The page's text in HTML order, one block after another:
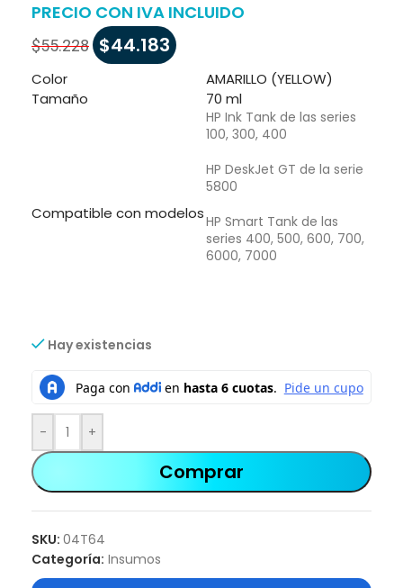
PRECIO CON IVA INCLUIDO
$55.228 $44.183
Color
AMARILLO (YELLOW)
Tamaño
70 ml
Compatible con modelos
HP Ink Tank de las series
100, 300, 400
HP DeskJet GT de la serie
5800
HP Smart Tank de las
series 400, 500, 600, 700,
6000, 7000
Hay existencias
- +
Comprar
SKU: 04T64
Categoría: Insumos